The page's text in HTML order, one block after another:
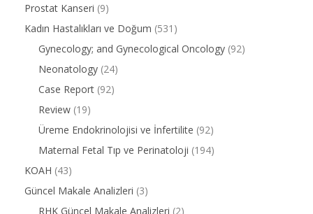
Prostat Kanseri (9)
Kadın Hastalıkları ve Doğum (531)
Gynecology; and Gynecological Oncology (92)
Neonatology (24)
Case Report (92)
Review (19)
Üreme Endokrinolojisi ve İnfertilite (92)
Maternal Fetal Tıp ve Perinatoloji (194)
KOAH (43)
Güncel Makale Analizleri (3)
RHK Güncel Makale Analizleri (2)